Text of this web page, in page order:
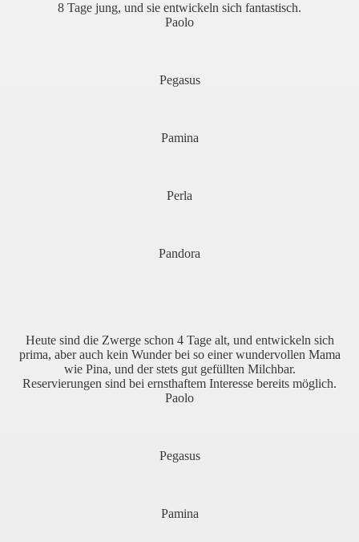
8 Tage jung, und sie entwickeln sich fantastisch.
Paolo
Pegasus
Pamina
Perla
Pandora
Heute sind die Zwerge schon 4 Tage alt, und entwickeln sich
prima, aber auch kein Wunder bei so einer wundervollen Mama
wie Pina, und der stets gut gefüllten Milchbar.
Reservierungen sind bei ernsthaftem Interesse bereits möglich.
Paolo
Pegasus
Pamina